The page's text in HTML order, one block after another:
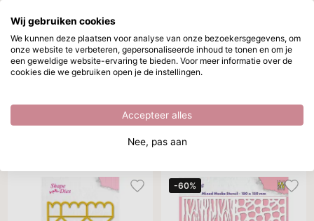
Ga naar hoofdinhoud
Direct uit voorraad leverbaar
Wintersafari
/ Nellie's Choice / Wintersafari
Wintersafari
Thema Kleur Sorteer op Per pagina
-60%
Wij gebruiken cookies
We kunnen deze plaatsen voor analyse van onze bezoekersgegevens, om
onze website te verbeteren, gepersonaliseerde inhoud te tonen en om je
een geweldige website-ervaring te bieden. Voor meer informatie over de
cookies die we gebruiken open je de instellingen.
Accepteer alles
Nee, pas aan